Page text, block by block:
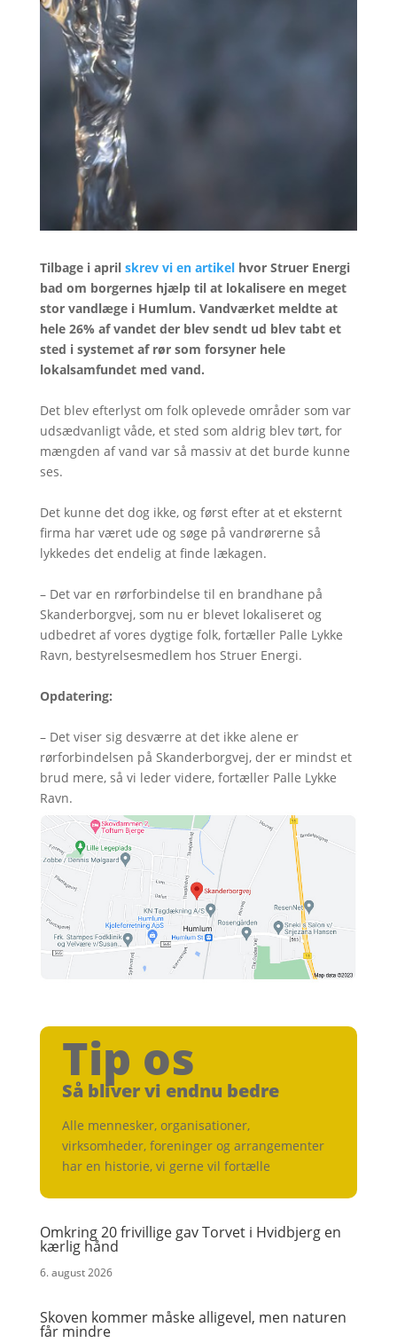
Tilbage i april skrev vi en artikelhvor Struer Energi
bad om borgernes hjælp til at lokalisere en meget
stor vandlæge i Humlum. Vandværket meldte at
hele 26% af vandet der blev sendt ud blev tabt et
sted i systemet af rør som forsyner hele
lokalsamfundet med vand.
Det blev efterlyst om folk oplevede områder som var
udsædvanligt våde, et sted som aldrig blev tørt, for
mængden af vand var så massiv at det burde kunne
ses.
Det kunne det dog ikke, og først efter at et eksternt
firma har været ude og søge på vandrørerne så
lykkedes det endelig at finde lækagen.
– Det var en rørforbindelse til en brandhane på
Skanderborgvej, som nu er blevet lokaliseret og
udbedret af vores dygtige folk, fortæller Palle Lykke
Ravn, bestyrelsesmedlem hos Struer Energi.
Opdatering:
– Det viser sig desværre at det ikke alene er
rørforbindelsen på Skanderborgvej, der er mindst et
brud mere, så vi leder videre, fortæller Palle Lykke
Ravn.
Tip os
Så bliver vi endnu bedre
Alle mennesker, organisationer,
virksomheder, foreninger og arrangementer
har en historie, vi gerne vil fortælle
Omkring 20 frivillige gav Torvet i Hvidbjerg en
kærlig hånd
6. august 2026
Skoven kommer måske alligevel, men naturen
får mindre